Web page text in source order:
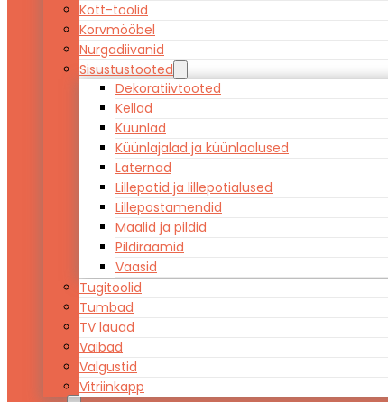
Kott-toolid
Korvmööbel
Nurgadiivanid
Sisustustooted
Dekoratiivtooted
Kellad
Küünlad
Küünlajalad ja küünlaalused
Laternad
Lillepotid ja lillepotialused
Lillepostamendid
Maalid ja pildid
Pildiraamid
Vaasid
Tugitoolid
Tumbad
TV lauad
Vaibad
Valgustid
Vitriinkapp